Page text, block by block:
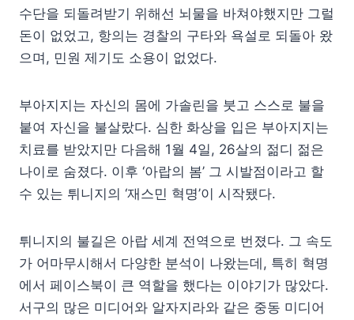
수단을 되돌려받기 위해선 뇌물을 바쳐야했지만 그럴
돈이 없었고, 항의는 경찰의 구타와 욕설로 되돌아 왔
으며, 민원 제기도 소용이 없었다.
부아지지는 자신의 몸에 가솔린을 붓고 스스로 불을
붙여 자신을 불살랐다. 심한 화상을 입은 부아지지는
치료를 받았지만 다음해 1월 4일, 26살의 젊디 젊은
나이로 숨졌다. 이후 ‘아랍의 봄’ 그 시발점이라고 할
수 있는 튀니지의 ‘재스민 혁명’이 시작됐다.
튀니지의 불길은 아랍 세계 전역으로 번졌다. 그 속도
가 어마무시해서 다양한 분석이 나왔는데, 특히 혁명
에서 페이스북이 큰 역할을 했다는 이야기가 많았다.
서구의 많은 미디어와 알자지라와 같은 중동 미디어